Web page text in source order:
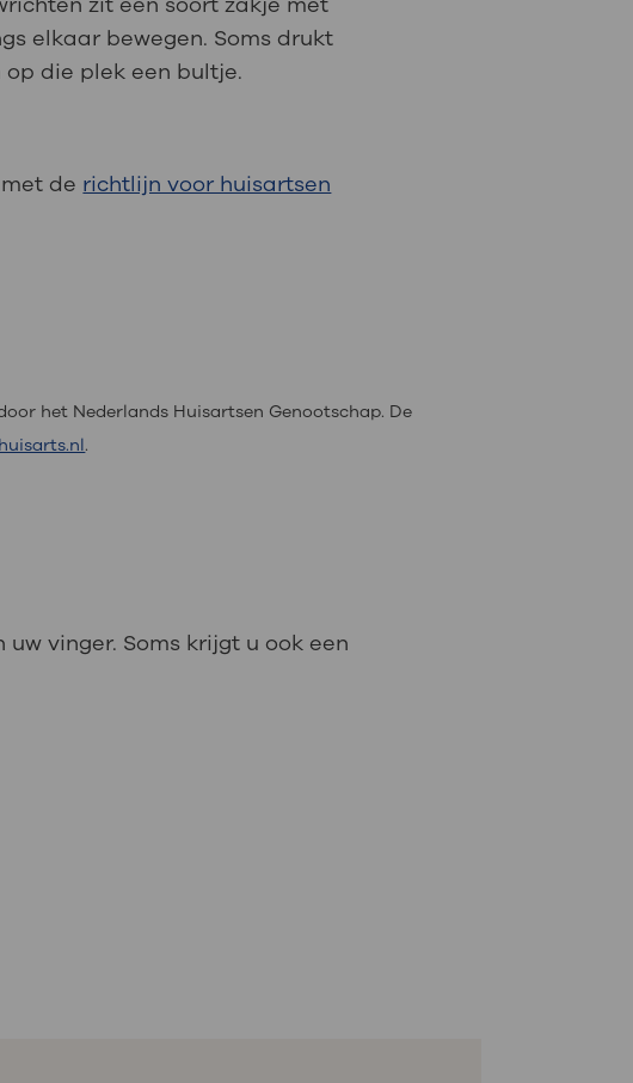
elkaar bewegen. Soms drukt
die plek een bultje.
de richtlijn voor huisartsen
het Nederlands Huisartsen Genootschap. De
.
vinger. Soms krijgt u ook een